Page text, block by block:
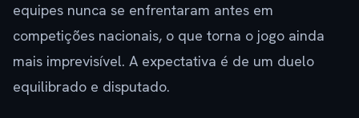
equipes nunca se enfrentaram antes em
competições nacionais, o que torna o jogo ainda
mais imprevisível. A expectativa é de um duelo
equilibrado e disputado.